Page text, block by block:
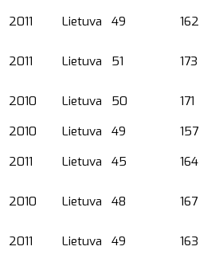
2011 Lietuva 49 162
2011 Lietuva 51 173
2010 Lietuva 50
171
2010 Lietuva 49
157
2011 Lietuva 45 164
2010 Lietuva 48 167
2011 Lietuva 49 163